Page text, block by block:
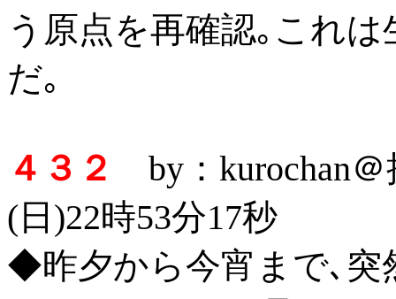
う原点を再確認｡これ
だ｡
４３２
by：kurochan
(日)22時53分17秒
◆昨夕から今宵まで､突